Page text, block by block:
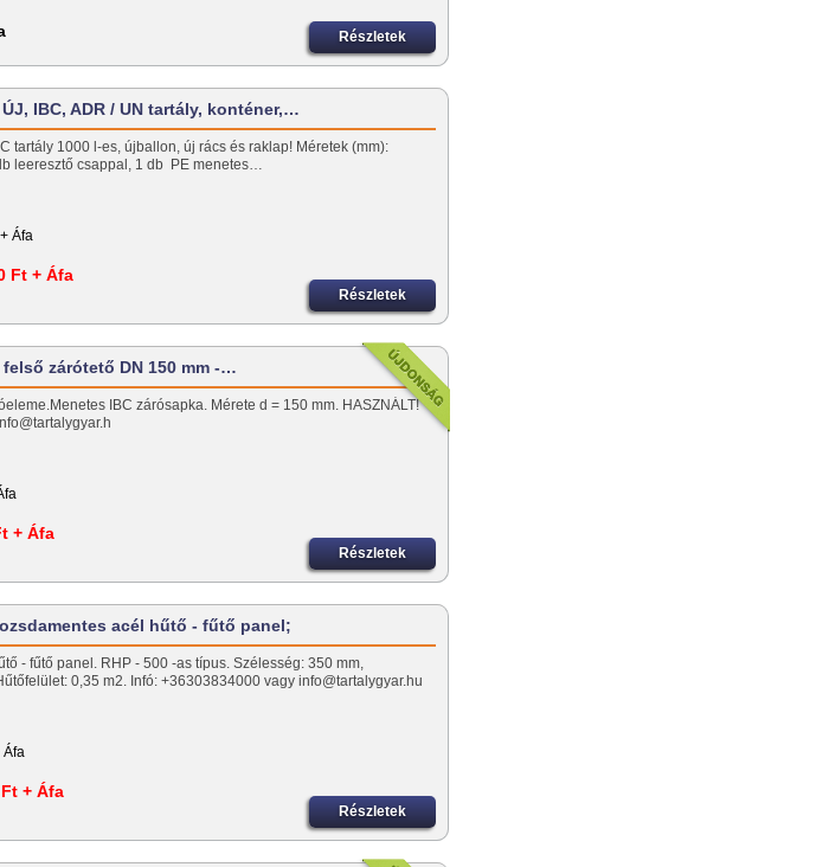
Részletek
IBC, ADR / UN tartály, konténer,…
tartály 1000 l-es, újballon, új rács és raklap! Méretek (mm):
leeresztő csappal, 1 db PE menetes…
Áfa
Ft + Áfa
Részletek
felső zárótető DN 150 mm -…
IBC zárósapka. Mérete d = 150 mm. HASZNÁLT!
+ Áfa
Részletek
acél hűtő - fűtő panel;
- fűtő panel. RHP - 500 -as típus. Szélesség: 350 mm,
0,35 m2. Infó: +36303834000 vagy info@tartalygyar.hu
Áfa
+ Áfa
Részletek